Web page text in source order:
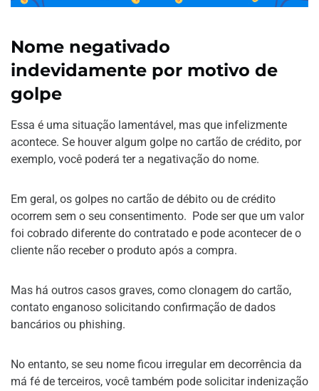
Nome negativado
indevidamente por motivo de
golpe
Essa é uma situação lamentável, mas que infelizmente
acontece. Se houver algum golpe no cartão de crédito, por
exemplo, você poderá ter a negativação do nome.
Em geral, os golpes no cartão de débito ou de crédito
ocorrem sem o seu consentimento. Pode ser que um valor
foi cobrado diferente do contratado e pode acontecer de o
cliente não receber o produto após a compra.
Mas há outros casos graves, como clonagem do cartão,
contato enganoso solicitando confirmação de dados
bancários ou phishing.
No entanto, se seu nome ficou irregular em decorrência da
má fé de terceiros, você também pode solicitar indenização